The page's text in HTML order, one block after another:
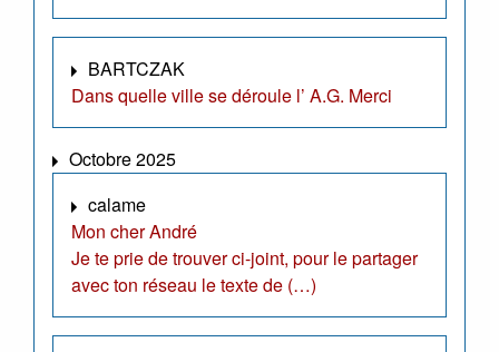
BARTCZAK
Dans quelle ville se déroule l’ A.G. Merci
Octobre 2025
calame
Mon cher André
Je te prie de trouver ci-joint, pour le partager
avec ton réseau le texte de (…)